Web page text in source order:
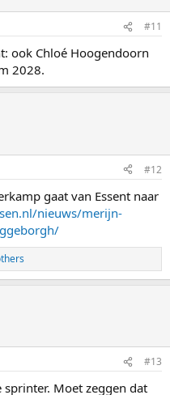
#11
ook Chloé Hoogendoorn
2028.
#12
gaat van Essent naar
nieuws/merijn-
#13
Moet zeggen dat